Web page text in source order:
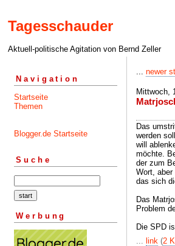
Tagesschauder
Aktuell-politische Agitation von Bernd Zeller
Navigation
Startseite
Themen
Blogger.de Startseite
Suche
Werbung
... newer
Mittwoch,
Das
werden
will
möchte.
der zum
Wort,
das sich
Das
Problem
Die SPD
... link (2